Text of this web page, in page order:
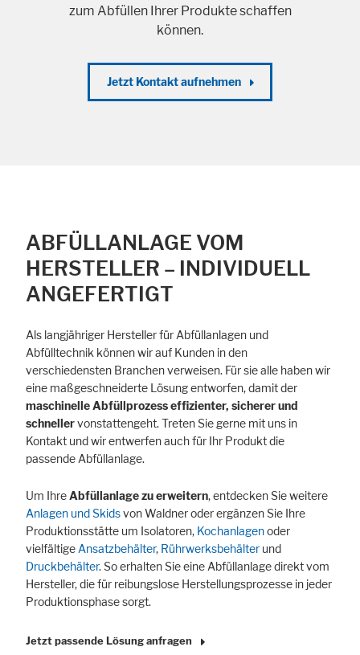
zum Abfüllen Ihrer Produkte schaffen
können.
Jetzt Kontakt aufnehmen
ABFÜLLANLAGE VOM
HERSTELLER – INDIVIDUELL
ANGEFERTIGT
Als langjähriger Hersteller für Abfüllanlagen und
Abfülltechnik können wir auf Kunden in den
verschiedensten Branchen verweisen. Für sie alle haben wir
eine maßgeschneiderte Lösung entworfen, damit der
maschinelle Abfüllprozess effizienter, sicherer und
schnellervonstattengeht. Treten Sie gerne mit uns in
Kontakt und wir entwerfen auch für Ihr Produkt die
passende Abfüllanlage.
Um IhreAbfüllanlage zu erweitern, entdecken Sie weitere
Anlagen und Skidsvon Waldner oder ergänzen Sie Ihre
Produktionsstätte um Isolatoren, Kochanlagenoder
vielfältigeAnsatzbehälter, Rührwerks­behälter und
Druckbehälter. So erhalten Sie eine Abfüllanlage direkt vom
Hersteller, die für reibungslose Herstellungs­prozesse in jeder
Produktionsphase sorgt.
Jetzt passende Lösung anfragen